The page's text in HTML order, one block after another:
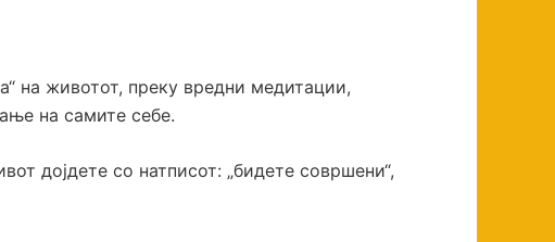
на животот, преку вредни медитации,
на самите себе.
дојдете со натписот: „бидете совршени“,